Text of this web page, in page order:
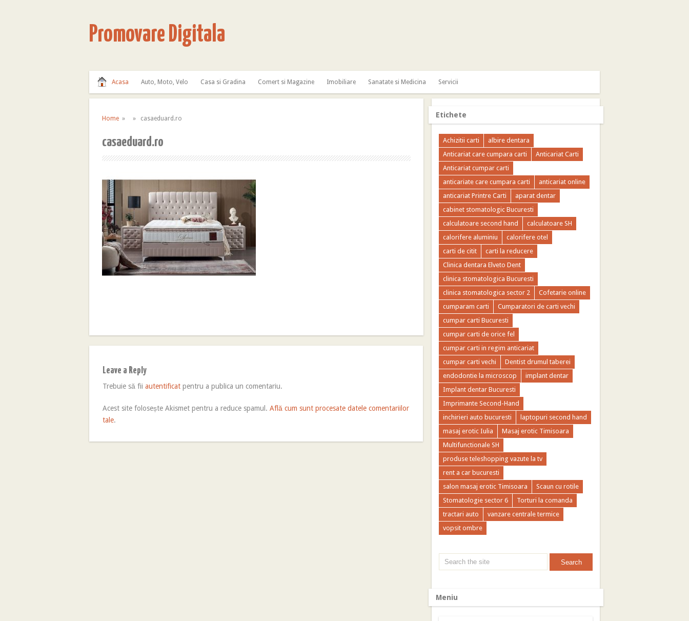
Promovare Digitala
Acasa Auto, Moto, Velo Casa si Gradina Comert si Magazine Imobiliare Sanatate si Medicina Servicii
Home » » casaeduard.ro
casaeduard.ro
Leave a Reply
Trebuie să fiiautentificat pentru a publica un comentariu.
Acest site folosește Akismet pentru a reduce spamul.Află cum sunt procesate datele comentariilor
tale.
Etichete
Achizitii carti
albire dentara
Anticariat care cumpara carti
Anticariat Carti
Anticariat cumpar carti
anticariate care cumpara carti
anticariat online
anticariat Printre Carti
aparat dentar
cabinet stomatologic Bucuresti
calculatoare second hand
calculatoare SH
calorifere aluminiu
calorifere otel
carti de citit
carti la reducere
Clinica dentara Elveto Dent
clinica stomatologica Bucuresti
clinica stomatologica sector 2
Cofetarie online
cumparam carti
Cumparatori de carti vechi
cumpar carti Bucuresti
cumpar carti de orice fel
cumpar carti in regim anticariat
cumpar carti vechi
Dentist drumul taberei
endodontie la microscop
implant dentar
Implant dentar Bucuresti
Imprimante Second-Hand
inchirieri auto bucuresti
laptopuri second hand
masaj erotic Iulia
Masaj erotic Timisoara
Multifunctionale SH
produse teleshopping vazute la tv
rent a car bucuresti
salon masaj erotic Timisoara
Scaun cu rotile
Stomatologie sector 6
Torturi la comanda
tractari auto
vanzare centrale termice
vopsit ombre
Meniu